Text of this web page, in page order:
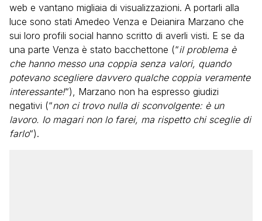
web e vantano migliaia di visualizzazioni. A portarli alla
luce sono stati Amedeo Venza e Deianira Marzano che
sui loro profili social hanno scritto di averli visti. E se da
una parte Venza è stato bacchettone (“il problema è
che hanno messo una coppia senza valori, quando
potevano scegliere davvero qualche coppia veramente
interessante!“), Marzano non ha espresso giudizi
negativi (“non ci trovo nulla di sconvolgente: è un
lavoro. Io magari non lo farei, ma rispetto chi sceglie di
farlo“).